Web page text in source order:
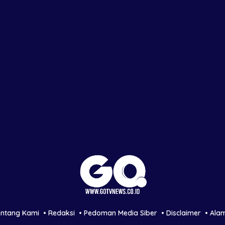
Kami Redaksi Pedoman Media Siber Disclaimer